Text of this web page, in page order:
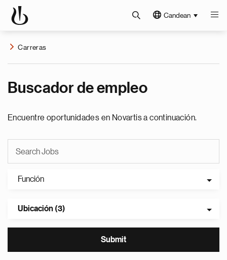
Candean
Carreras
Buscador de empleo
Encuentre oportunidades en Novartis a continuación.
Función
Ubicación (3)